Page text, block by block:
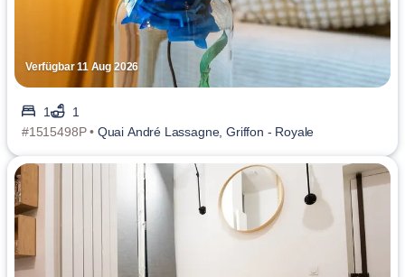
Verfügbar 11 Aug 2026
1
1
#1515498P • Quai André Lassagne, Griffon - Royale